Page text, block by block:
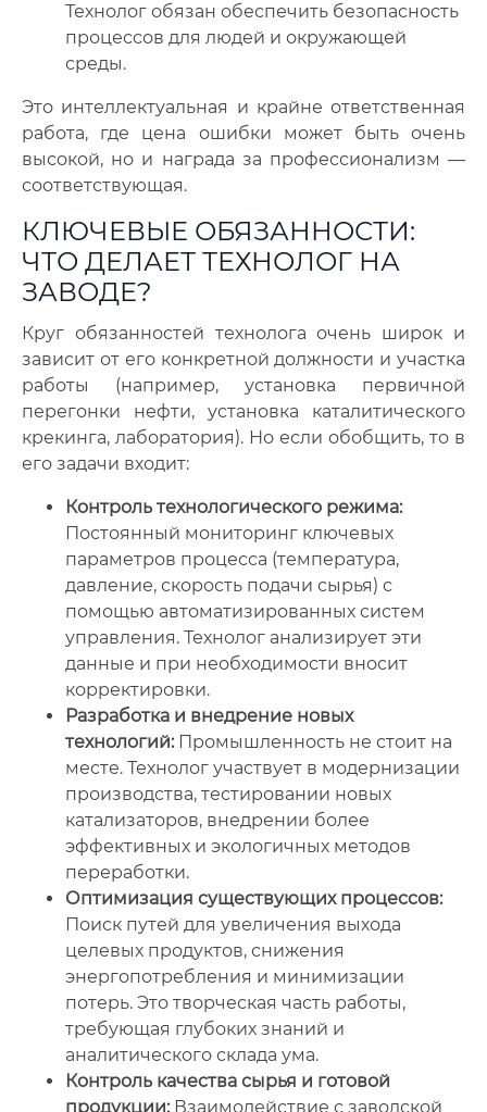
Технолог обязан обеспечить безопасность
процессов для людей и окружающей
среды.
Это интеллектуальная и крайне ответственная
работа, где цена ошибки может быть очень
высокой, но и награда за профессионализм —
соответствующая.
КЛЮЧЕВЫЕ ОБЯЗАННОСТИ:
ЧТО ДЕЛАЕТ ТЕХНОЛОГ НА
ЗАВОДЕ?
Круг обязанностей технолога очень широк и
зависит от его конкретной должности и участка
работы (например, установка первичной
перегонки нефти, установка каталитического
крекинга, лаборатория). Но если обобщить, то в
его задачи входит:
Контроль технологического режима:
Постоянный мониторинг ключевых
параметров процесса (температура,
давление, скорость подачи сырья) с
помощью автоматизированных систем
управления. Технолог анализирует эти
данные и при необходимости вносит
корректировки.
Разработка и внедрение новых
технологий:Промышленность не стоит на
месте. Технолог участвует в модернизации
производства, тестировании новых
катализаторов, внедрении более
эффективных и экологичных методов
переработки.
Оптимизация существующих процессов:
Поиск путей для увеличения выхода
целевых продуктов, снижения
энергопотребления и минимизации
потерь. Это творческая часть работы,
требующая глубоких знаний и
аналитического склада ума.
Контроль качества сырья и готовой
продукции:Взаимодействие с заводской